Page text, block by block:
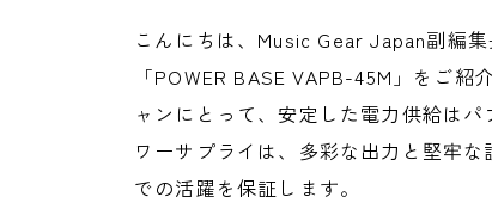
こんにちは、Music Gear Japan副編
「POWER BASE VAPB-45M」をご
ャンにとって、安定した電力供給は
ワーサプライは、多彩な出力と堅牢
での活躍を保証します。